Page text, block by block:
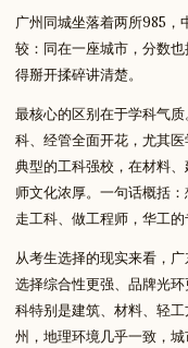
广州同城坐落着两所985，
较：同在一座城市，分数
得掰开揉碎讲清楚。
最核心的区别在于学科气
科、经管全面开花，尤其
典型的工科强校，在材料
师文化浓厚。一句话概括
走工科、做工程师，华工的
从考生选择的现实来看，
选择综合性更强、品牌光
科特别是建筑、材料、轻
州，地理环境几乎一致，